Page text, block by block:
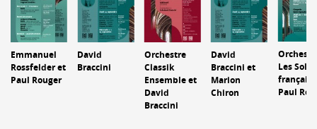
Emmanuel
Rossfelder et
Paul Rouger
David
Braccini
Orchestre
Classik
Ensemble et
David
Braccini
David
Braccini et
Marion
Chiron
Les
français
Paul